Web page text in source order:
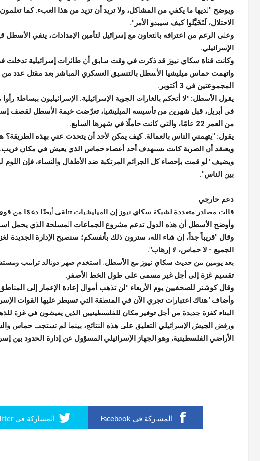
ويوضح "لديها ما يكفي من المشاكل، ولا تريد أن تزيد من هذا العبء. كما
الاحتلال، لَتَخَيَّلوا كيف سيبدو الأمر".
وعلى الرغم من اعترافه بالتعاون مع إسرائيل لتأمين الإمدادات، ينفي
الإسرائيلي.
وكانت قناة سكاي نيوز قد ذكرت في وقت سابق أن طائرات إسرائيلية تدخلت
واتهمت حماس ميليشيا الأسطل بالتنسيق العسكري المباشر بعد مقتل عدد من
المجموعتين في 3 أكتوبر.
يقول الأسطل: "لا أتحكم بالغارات الجوية الإسرائيلية. الإسرائيليون
في أبريل، قبل شهرين من تأسيسه الميليشيا، تعرّضت خيمة الأسطل لقصف
من العمر 22 عامًا، والتي كانت حاملًا في شهرها السابع.
يقول: "يتهمني الناس بالعمالة. كيف يمكن لأحد أن يتحدث عني بهذه
ويعتقد أن الضربة كانت تستهدف أحد أعضاء حماس الذي يعيش في مكان قريب.
ويضيف "لو قمت بإحصاء كل الجرائم المرتكبة ضد الأطفال والنساء، فإن
بين الناس".
دعم خارجي
قالت مصادر متعددة لشبكة سكاي نيوز إن الميليشيات تتلقى أيضًا دعمًا من
وأوضح الأسطل أن هذه الدول تدعم مشروع الجماعات المسلحة الذي يحمل
وقال "قريباً جداً، إن شاء الله، سترون ذلك بأنفسكم؛ سنصبح الإدارة
الجميع - لا حماس، لا إرهاب".
بعد يومين من حديث سكاي نيوز مع الأسطل، استخدم صهر دونالد ترامب
تقسيم غزة إلى أجل غير مسمى على طول الخط الأصفر.
وقال كوشنر للصحفيين يوم الأربعاء "لن تذهب أموال إعادة الإعمار إلى
وأضاف "هناك اعتبارات تجري الآن في المنطقة التي تسيطر عليها القوات
البناء كغزة جديدة من أجل توفير مكان للفلسطينيين الذين يعيشون في غزة
ورفض الجيش الإسرائيلي التعليق على هذه النتائج، بينما لم تستجب حماس
الأراضي الفلسطينية، وهو الجهاز الإسرائيلي المسؤول عن إدارة الحدود بين
المشاركة في Facebook المشاركة في Twitter